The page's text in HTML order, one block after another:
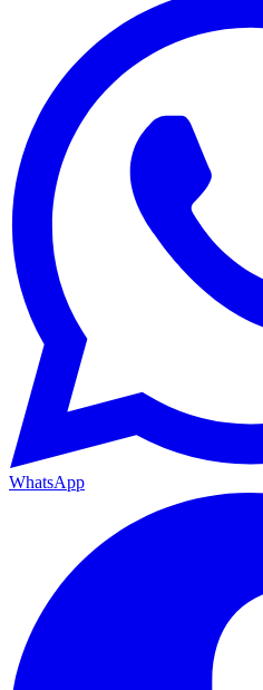
WhatsApp